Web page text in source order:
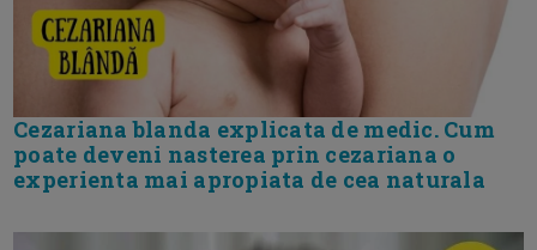
Cezariana blanda explicata de medic. Cum
poate deveni nasterea prin cezariana o
experienta mai apropiata de cea naturala